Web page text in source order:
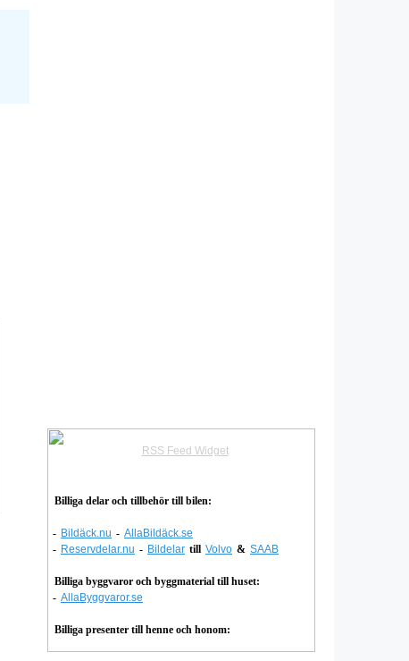
RSS Feed Widget
Billiga delar och tillbehör till bilen:
- Bildäck.nu - AllaBildäck.se
- Reservdelar.nu - Bildelar till Volvo & SAAB
Billiga byggvaror och byggmaterial till huset:
- AllaByggvaror.se
Billiga presenter till henne och honom: